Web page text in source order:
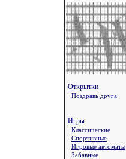
Открытки
Поздравь друга
Игры
Классические
Спортивные
Игровые автоматы
Забавные